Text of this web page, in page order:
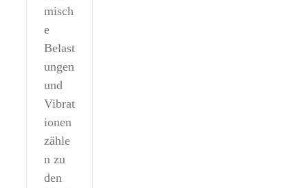
misch
e
Belast
ungen
und
Vibrat
ionen
zähle
n zu
den